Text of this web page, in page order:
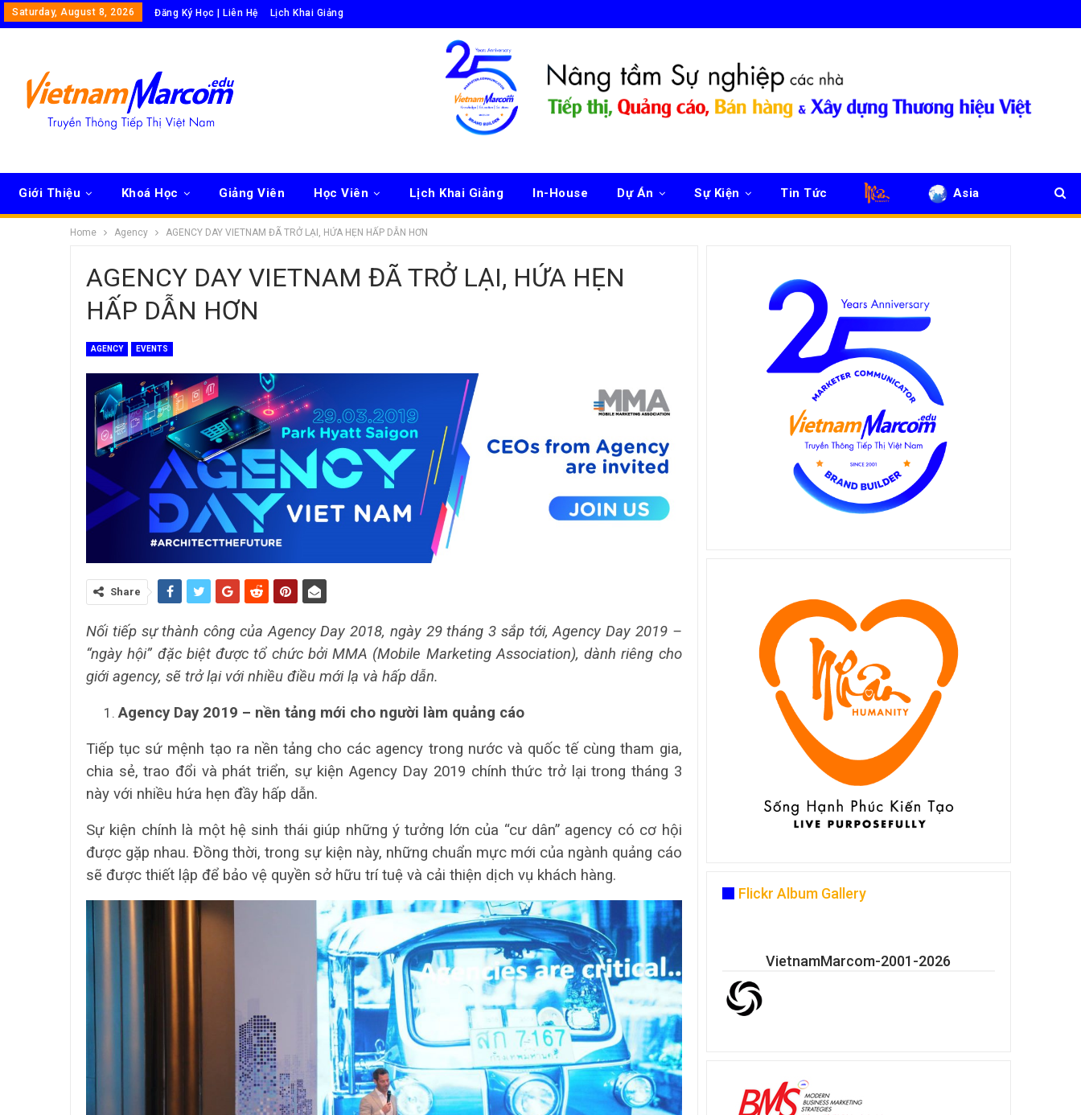
Saturday, August 8, 2026 Đăng Ký Học | Liên Hệ Lịch Khai Giảng
Giới Thiệu Khoá Học Giảng Viên Học Viên Lịch Khai Giảng In-House Dự Án Sự Kiện Tin Tức Asia
Home Agency AGENCY DAY VIETNAM ĐÃ TRỞ LẠI, HỨA HẸN HẤP DẪN HƠN
AGENCY DAY VIETNAM ĐÃ TRỞ LẠI, HỨA HẸN
HẤP DẪN HƠN
AGENCY EVENTS
Share
Nối tiếp sự thành công của Agency Day 2018, ngày 29 tháng 3 sắp tới, Agency Day 2019 –
“ngày hội” đặc biệt được tổ chức bởi MMA (Mobile Marketing Association), dành riêng cho
giới agency, sẽ trở lại với nhiều điều mới lạ và hấp dẫn.
Agency Day 2019 – nền tảng mới cho người làm quảng cáo
Tiếp tục sứ mệnh tạo ra nền tảng cho các agency trong nước và quốc tế cùng tham gia,
chia sẻ, trao đổi và phát triển, sự kiện Agency Day 2019 chính thức trở lại trong tháng 3
này với nhiều hứa hẹn đầy hấp dẫn.
Sự kiện chính là một hệ sinh thái giúp những ý tưởng lớn của “cư dân” agency có cơ hội
được gặp nhau. Đồng thời, trong sự kiện này, những chuẩn mực mới của ngành quảng cáo
sẽ được thiết lập để bảo vệ quyền sở hữu trí tuệ và cải thiện dịch vụ khách hàng.
Flickr Album Gallery
VietnamMarcom-2001-2026